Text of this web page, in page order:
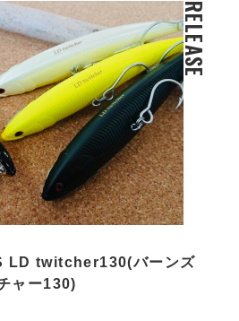
RELEASE
LD twitcher130(バーンズ
ャー130)